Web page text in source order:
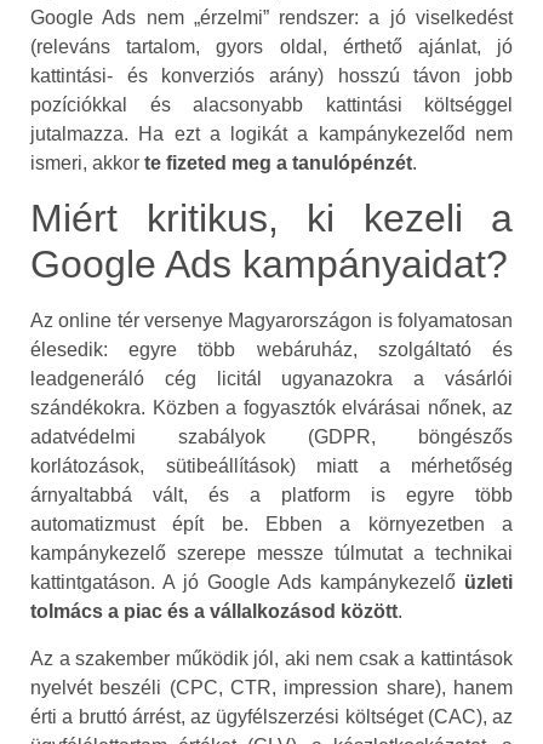
Google Ads nem „érzelmi” rendszer: a jó viselkedést
(releváns tartalom, gyors oldal, érthető ajánlat, jó
kattintási- és konverziós arány) hosszú távon jobb
pozíciókkal és alacsonyabb kattintási költséggel
jutalmazza. Ha ezt a logikát a kampánykezelőd nem
ismeri, akkor te fizeted meg a tanulópénzét.
Miért kritikus, ki kezeli a
Google Ads kampányaidat?
Az online tér versenye Magyarországon is folyamatosan
élesedik: egyre több webáruház, szolgáltató és
leadgeneráló cég licitál ugyanazokra a vásárlói
szándékokra. Közben a fogyasztók elvárásai nőnek, az
adatvédelmi szabályok (GDPR, böngészős
korlátozások, sütibeállítások) miatt a mérhetőség
árnyaltabbá vált, és a platform is egyre több
automatizmust épít be. Ebben a környezetben a
kampánykezelő szerepe messze túlmutat a technikai
kattintgatáson. A jó Google Ads kampánykezelő üzleti
tolmács a piac és a vállalkozásod között.
Az a szakember működik jól, aki nem csak a kattintások
nyelvét beszéli (CPC, CTR, impression share), hanem
érti a bruttó árrést, az ügyfélszerzési költséget (CAC), az